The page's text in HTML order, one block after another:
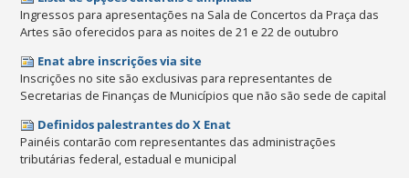
Ingressos para apresentações na Sala de Concertos da Praça das
Artes são oferecidos para as noites de 21 e 22 de outubro
Enat abre inscrições via site
Inscrições no site são exclusivas para representantes de
Secretarias de Finanças de Municípios que não são sede de capital
Definidos palestrantes do X Enat
Painéis contarão com representantes das administrações
tributárias federal, estadual e municipal